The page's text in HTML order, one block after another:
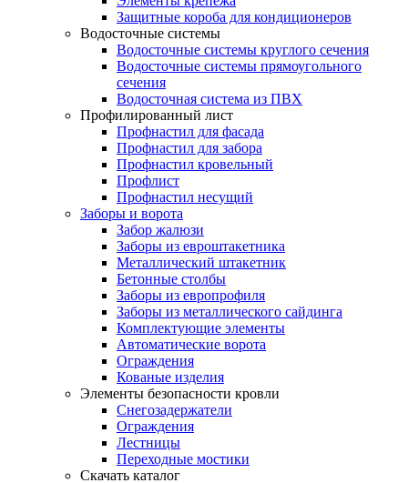
Защитные короба для кондиционеров
Водосточные системы
Водосточные системы круглого сечения
Водосточные системы прямоугольного
сечения
Водосточная система из ПВХ
Профилированный лист
Профнастил для фасада
Профнастил для забора
Профнастил кровельный
Профлист
Профнастил несущий
Заборы и ворота
Забор жалюзи
Заборы из евроштакетника
Металлический штакетник
Бетонные столбы
Заборы из европрофиля
Заборы из металлического сайдинга
Комплектующие элементы
Автоматические ворота
Ограждения
Кованые изделия
Элементы безопасности кровли
Снегозадержатели
Ограждения
Лестницы
Переходные мостики
Скачать каталог